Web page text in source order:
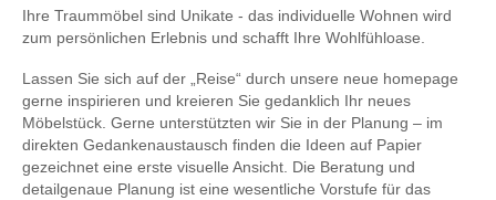
Ihre Traummöbel sind Unikate - das individuelle Wohnen wird
zum persönlichen Erlebnis und schafft Ihre Wohlfühloase.
Lassen Sie sich auf der „Reise“ durch unsere neue homepage
gerne inspirieren und kreieren Sie gedanklich Ihr neues
Möbelstück. Gerne unterstützten wir Sie in der Planung – im
direkten Gedankenaustausch finden die Ideen auf Papier
gezeichnet eine erste visuelle Ansicht. Die Beratung und
detailgenaue Planung ist eine wesentliche Vorstufe für das